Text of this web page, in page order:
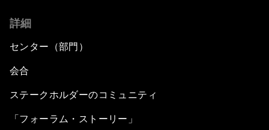
詳細
センター（部門）
会合
ステークホルダーのコミュニティ
「フォーラム・ストーリー」